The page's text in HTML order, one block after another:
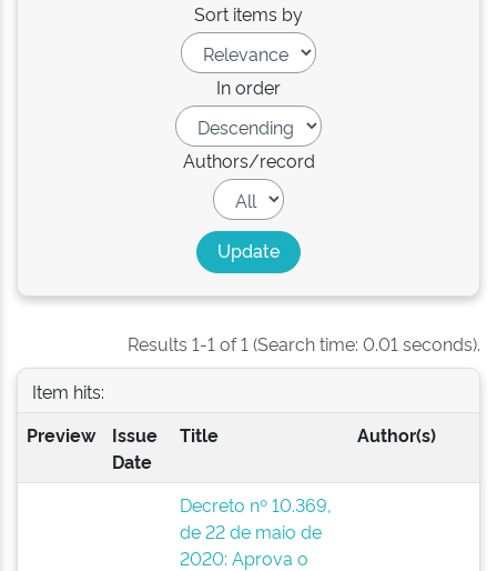
Sort items by
In order
Authors/record
Results 1-1 of 1 (Search time: 0.01 seconds).
Item hits:
Preview
Issue
Date
Title Author(s)
Decreto nº 10.369,
de 22 de maio de
2020: Aprova o